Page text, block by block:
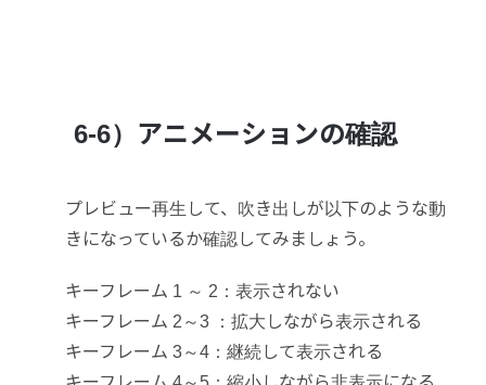
6-6）アニメーションの確認
プレビュー再生して、吹き出しが以下のような動
きになっているか確認してみましょう。
キーフレーム 1 ～ 2： 表示されない
キーフレーム 2～3 ： 拡大しながら表示される
キーフレーム 3～4： 継続して表示される